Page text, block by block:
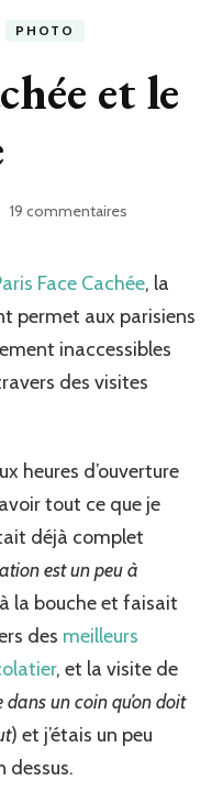
PHOTO
et le
19 commentaires
Cachée
le
Père
Face Cachée, la
permet aux parisiens
inaccessibles
des visites
heures d’ouverture
tout ce que je
déjà complet
est un peu à
à la bouche et faisait
des meilleurs
, et la visite de
dans un coin qu’on doit
) et j’étais un peu
dessus.